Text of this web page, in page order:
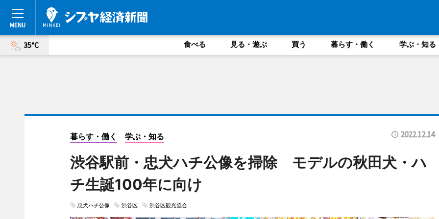
35°C 食べる 見る・遊ぶ 買う 暮らす・働く 学ぶ・知る
暮らす・働く 学ぶ・知る 2022.12.14
渋谷駅前・忠犬ハチ公像を掃除 モデルの秋田犬・ハ
チ生誕100年に向け
忠犬ハチ公像 渋谷区 渋谷区観光協会